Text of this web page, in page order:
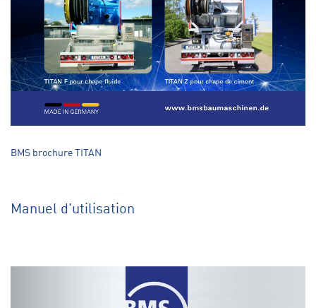
BMS brochure TITAN
Manuel d'utilisation